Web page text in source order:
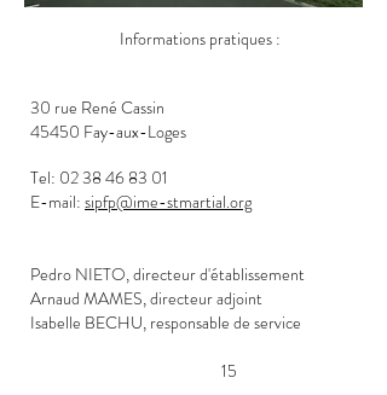
Informations pratiques :
30 rue René Cassin
45450 Fay-aux-Loges
Tel: 02 38 46 83 01
E-mail: sipfp@ime-stmartial.org
Pedro NIETO, directeur d'établissement
Arnaud MAMES, directeur adjoint
Isabelle BECHU, responsable de service
15